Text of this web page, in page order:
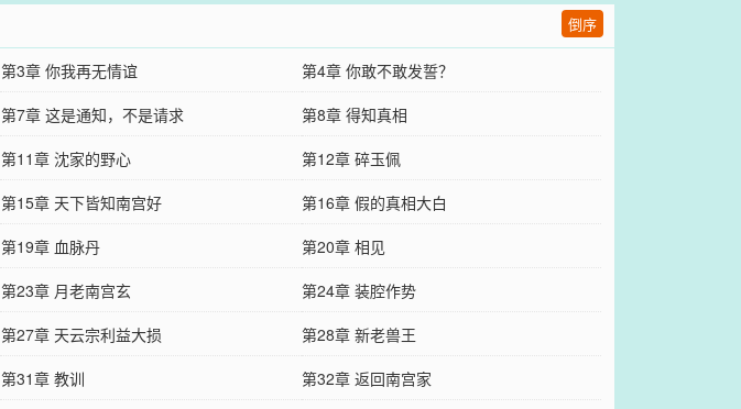
倒序
第3章 你我再无情谊
第4章 你敢不敢发誓？
第7章 这是通知，不是请求
第8章 得知真相
第11章 沈家的野心
第12章 碎玉佩
第15章 天下皆知南宫好
第16章 假的真相大白
第19章 血脉丹
第20章 相见
第23章 月老南宫玄
第24章 装腔作势
第27章 天云宗利益大损
第28章 新老兽王
第31章 教训
第32章 返回南宫家